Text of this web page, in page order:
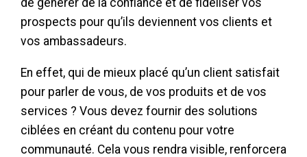
prospects pour qu’ils deviennent vos clients et
vos ambassadeurs.
En effet, qui de mieux placé qu’un client satisfait
pour parler de vous, de vos produits et de vos
services ? Vous devez fournir des solutions
ciblées en créant du contenu pour votre
communauté. Cela vous rendra visible, renforcera